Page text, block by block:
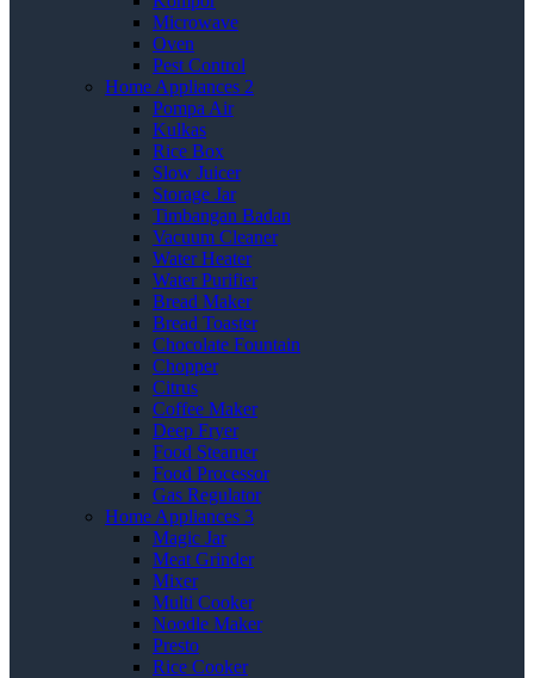
Microwave
Oven
Pest Control
Home Appliances 2
Pompa Air
Kulkas
Rice Box
Slow Juicer
Storage Jar
Timbangan Badan
Vacuum Cleaner
Water Heater
Water Purifier
Bread Maker
Bread Toaster
Chocolate Fountain
Chopper
Citrus
Coffee Maker
Deep Fryer
Food Steamer
Food Processor
Gas Regulator
Home Appliances 3
Magic Jar
Meat Grinder
Mixer
Multi Cooker
Noodle Maker
Presto
Rice Cooker